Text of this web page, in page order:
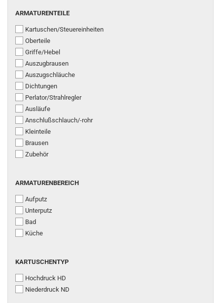
ARMATURENTEILE
ARMATURENTEILE
Kartuschen/Steuereinheiten
Oberteile
Griffe/Hebel
Auszugbrausen
Auszugschläuche
Dichtungen
Perlator/Strahlregler
Ausläufe
Anschlußschlauch/-rohr
Kleinteile
Brausen
Zubehör
ARMATURENBEREICH
ARMATURENBEREICH
Aufputz
Unterputz
Bad
Küche
KARTUSCHENTYP
KARTUSCHENTYP
Hochdruck HD
Niederdruck ND